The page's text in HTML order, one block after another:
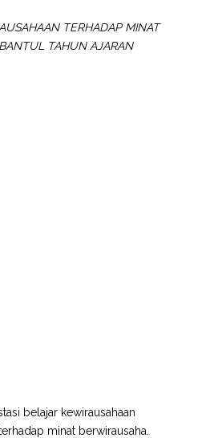
TERHADAP MINAT
TAHUN AJARAN
belajar kewirausahaan
minat berwirausaha.